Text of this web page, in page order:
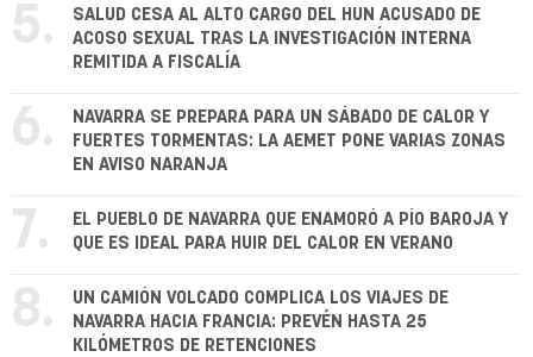
5.
SALUD CESA AL ALTO CARGO DEL HUN ACUSADO DE
ACOSO SEXUAL TRAS LA INVESTIGACIÓN INTERNA
REMITIDA A FISCALÍA
6.
NAVARRA SE PREPARA PARA UN SÁBADO DE CALOR Y
FUERTES TORMENTAS: LA AEMET PONE VARIAS ZONAS
EN AVISO NARANJA
7.
EL PUEBLO DE NAVARRA QUE ENAMORÓ A PÍO BAROJA Y
QUE ES IDEAL PARA HUIR DEL CALOR EN VERANO
8.
UN CAMIÓN VOLCADO COMPLICA LOS VIAJES DE
NAVARRA HACIA FRANCIA: PREVÉN HASTA 25
KILÓMETROS DE RETENCIONES